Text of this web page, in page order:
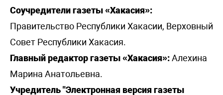
Соучредители газеты «Хакасия»:
Правительство Республики Хакасии, Верховный
Совет Республики Хакасия.
Главный редактор газеты «Хакасия»:Алехина
Марина Анатольевна.
Учредитель "Электронная версия газеты